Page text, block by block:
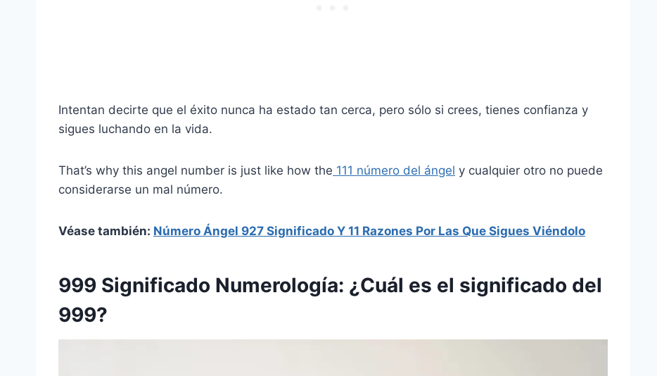
Intentan decirte que el éxito nunca ha estado tan cerca, pero sólo si crees, tienes confianza y
sigues luchando en la vida.
That’s why this angel number is just like how the 111 número del ángel y cualquier otro no puede
considerarse un mal número.
Véase también: Número Ángel 927 Significado Y 11 Razones Por Las Que Sigues Viéndolo
999 Significado Numerología: ¿Cuál es el significado del
999?